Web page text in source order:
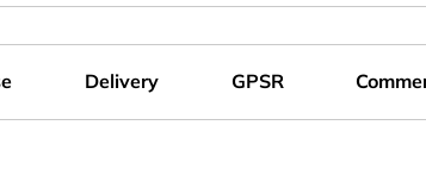
Delivery GPSR